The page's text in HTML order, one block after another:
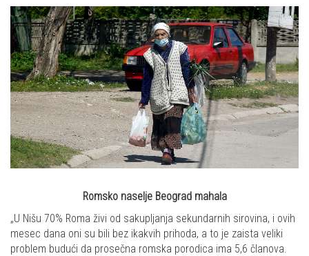
Romsko naselje Beograd mahala
„U Nišu 70% Roma živi od sakupljanja sekundarnih sirovina, i ovih
mesec dana oni su bili bez ikakvih prihoda, a to je zaista veliki
problem budući da prosečna romska porodica ima 5,6 članova.